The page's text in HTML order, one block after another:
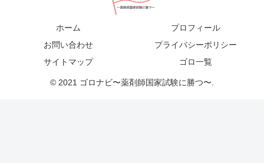
ホーム
プロフィール
お問い合わせ
プライバシーポリシー
サイトマップ
ゴロ一覧
© 2021 ゴロナビ〜薬剤師国家試験に勝つ〜.